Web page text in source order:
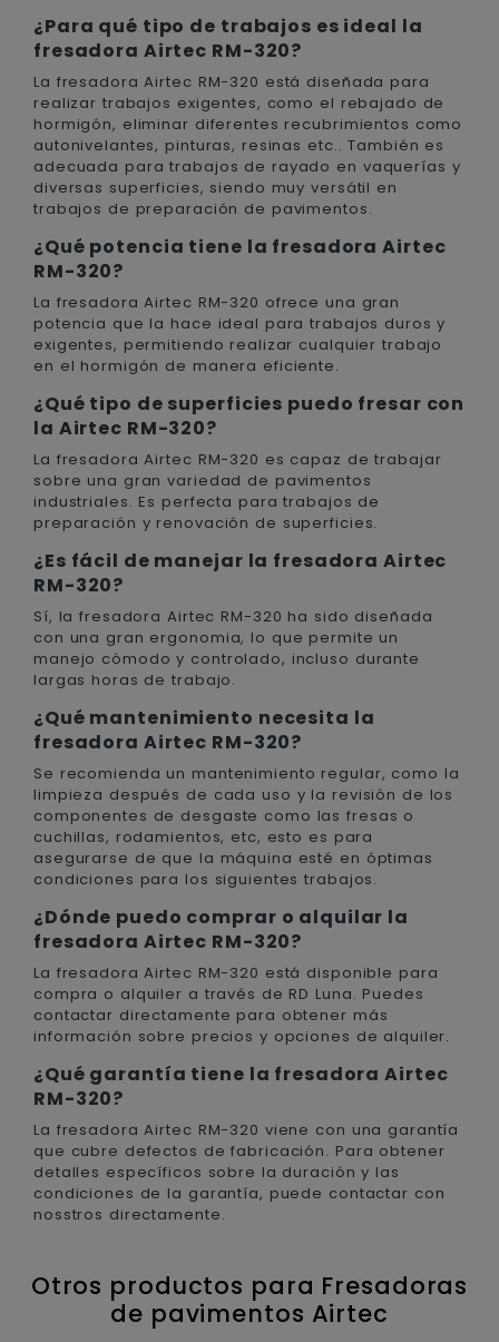
¿Para qué tipo de trabajos es ideal la
fresadora Airtec RM-320?
La fresadora Airtec RM-320 está diseñada para
realizar trabajos exigentes, como el rebajado de
hormigón, eliminar diferentes recubrimientos como
autonivelantes, pinturas, resinas etc.. También es
adecuada para trabajos de rayado en vaquerías y
diversas superficies, siendo muy versátil en
trabajos de preparación de pavimentos.
¿Qué potencia tiene la fresadora Airtec
RM-320?
La fresadora Airtec RM-320 ofrece una gran
potencia que la hace ideal para trabajos duros y
exigentes, permitiendo realizar cualquier trabajo
en el hormigón de manera eficiente.
¿Qué tipo de superficies puedo fresar con
la Airtec RM-320?
La fresadora Airtec RM-320 es capaz de trabajar
sobre una gran variedad de pavimentos
industriales. Es perfecta para trabajos de
preparación y renovación de superficies.
¿Es fácil de manejar la fresadora Airtec
RM-320?
Sí, la fresadora Airtec RM-320 ha sido diseñada
con una gran ergonomia, lo que permite un
manejo cómodo y controlado, incluso durante
largas horas de trabajo.
¿Qué mantenimiento necesita la
fresadora Airtec RM-320?
Se recomienda un mantenimiento regular, como la
limpieza después de cada uso y la revisión de los
componentes de desgaste como las fresas o
cuchillas, rodamientos, etc, esto es para
asegurarse de que la máquina esté en óptimas
condiciones para los siguientes trabajos.
¿Dónde puedo comprar o alquilar la
fresadora Airtec RM-320?
La fresadora Airtec RM-320 está disponible para
compra o alquiler a través de RD Luna. Puedes
contactar directamente para obtener más
información sobre precios y opciones de alquiler.
¿Qué garantía tiene la fresadora Airtec
RM-320?
La fresadora Airtec RM-320 viene con una garantía
que cubre defectos de fabricación. Para obtener
detalles específicos sobre la duración y las
condiciones de la garantía, puede contactar con
nosstros directamente.
Otros productos para Fresadoras
de pavimentos Airtec